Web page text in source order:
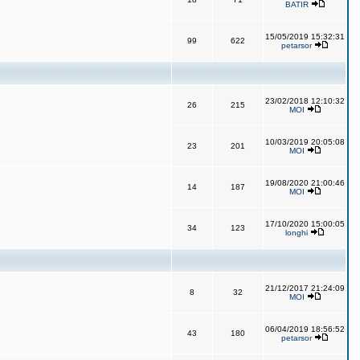
BATIR
99 622
15/05/2019 15:32:31
petarsor
26 215
23/02/2018 12:10:32
MOI
23 201
10/03/2019 20:05:08
MOI
14 187
19/08/2020 21:00:46
MOI
34 123
17/10/2020 15:00:05
longhi
8 32
21/12/2017 21:24:09
MOI
43 180
06/04/2019 18:56:52
petarsor